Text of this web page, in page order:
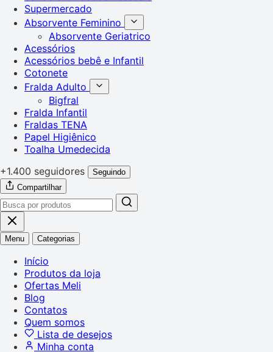
Supermercado
Absorvente Feminino
Absorvente Geriatrico
Acessórios
Acessórios bebê e Infantil
Cotonete
Fralda Adulto
Bigfral
Fralda Infantil
Fraldas TENA
Papel Higiênico
Toalha Umedecida
+1.400 seguidores
Seguindo
Compartilhar
Menu Categorias
Início
Produtos da loja
Ofertas Meli
Blog
Contatos
Quem somos
Lista de desejos
Minha conta